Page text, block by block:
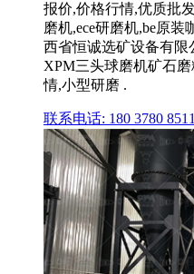
报价,价格行情,优质批
磨机,ece研磨机,be原
西省恒诚选矿设备有限
XPM三头球磨机矿石
情,小型研磨 .
联系电话: 180 3780 8511